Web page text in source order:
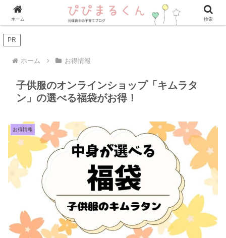
PR
ホーム お得情報
子供服のオンラインショップ「キムラタ
ン」の選べる福袋がお得！
お得情報
ホーム 検索